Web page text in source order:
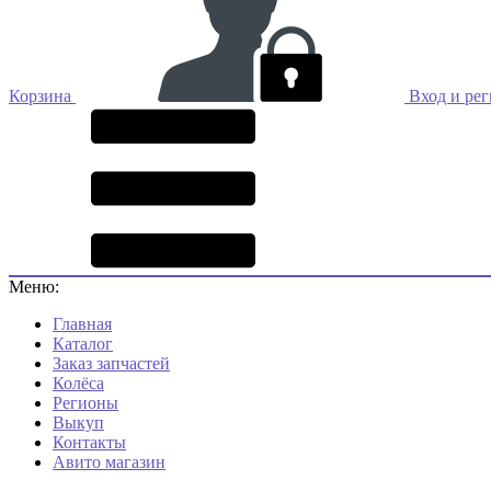
Корзина Вход и
Меню:
Главная
Каталог
Заказ запчастей
Колёса
Регионы
Выкуп
Контакты
Авито магазин